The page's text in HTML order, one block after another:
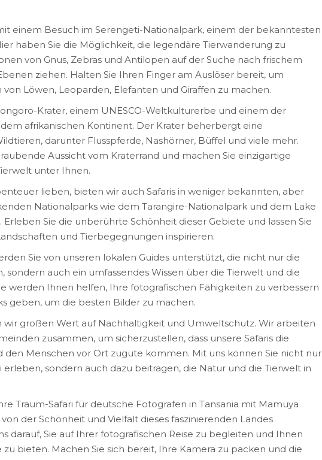
einem Besuch im Serengeti-Nationalpark, einem der bekanntesten
haben Sie die Möglichkeit, die legendäre Tierwanderung zu
von Gnus, Zebras und Antilopen auf der Suche nach frischem
ziehen. Halten Sie Ihren Finger am Auslöser bereit, um
Löwen, Leoparden, Elefanten und Giraffen zu machen.
Krater, einem UNESCO-Weltkulturerbe und einem der
afrikanischen Kontinent. Der Krater beherbergt eine
darunter Flusspferde, Nashörner, Büffel und viele mehr.
Aussicht vom Kraterrand und machen Sie einzigartige
unter Ihnen.
lieben, bieten wir auch Safaris in weniger bekannten, aber
Nationalparks wie dem Tarangire-Nationalpark und dem Lake
Erleben Sie die unberührte Schönheit dieser Gebiete und lassen Sie
und Tierbegegnungen inspirieren.
Sie von unseren lokalen Guides unterstützt, die nicht nur die
sondern auch ein umfassendes Wissen über die Tierwelt und die
werden Ihnen helfen, Ihre fotografischen Fähigkeiten zu verbessern
geben, um die besten Bilder zu machen.
wir großen Wert auf Nachhaltigkeit und Umweltschutz. Wir arbeiten
zusammen, um sicherzustellen, dass unsere Safaris die
Menschen vor Ort zugute kommen. Mit uns können Sie nicht nur
erleben, sondern auch dazu beitragen, die Natur und die Tierwelt in
Traum-Safari für deutsche Fotografen in Tansania mit Mamuya
von der Schönheit und Vielfalt dieses faszinierenden Landes
darauf, Sie auf Ihrer fotografischen Reise zu begleiten und Ihnen
zu bieten. Machen Sie sich bereit, Ihre Kamera zu packen und die